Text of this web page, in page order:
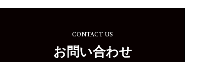
CONTACT US
お問い合わせ